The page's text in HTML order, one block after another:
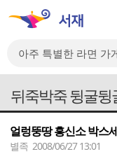
뒤죽박죽 뒹굴뒹
얼렁뚱땅 흥신소 박스
별족 2008/06/27 13:01